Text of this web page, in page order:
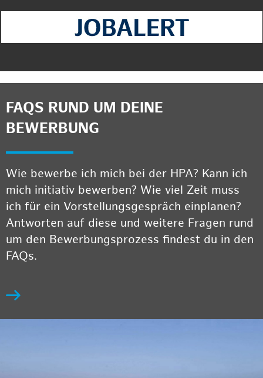
FAQS RUND UM DEINE
BEWERBUNG
Wie bewerbe ich mich bei der HPA? Kann ich
mich initiativ bewerben? Wie viel Zeit muss
ich für ein Vorstellungsgespräch einplanen?
Antworten auf diese und weitere Fragen rund
um den Bewerbungsprozess findest du in den
FAQs.